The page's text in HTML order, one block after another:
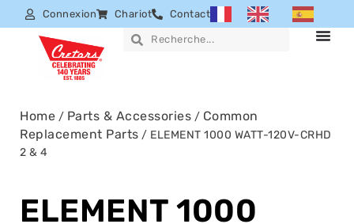
Connexion Chariot Contact
Home / Parts & Accessories / Common
Replacement Parts / ELEMENT 1000 WATT-120V-CRHD
2 & 4
ELEMENT 1000